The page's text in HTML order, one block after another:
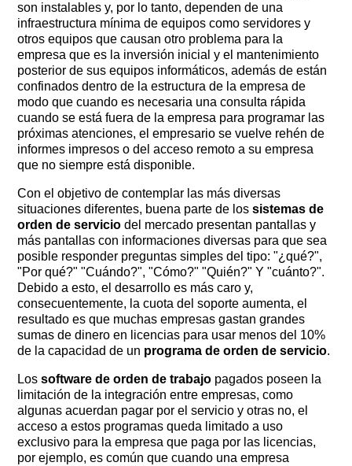
son instalables y, por lo tanto, dependen de una
infraestructura mínima de equipos como servidores y
otros equipos que causan otro problema para la
empresa que es la inversión inicial y el mantenimiento
posterior de sus equipos informáticos, además de están
confinados dentro de la estructura de la empresa de
modo que cuando es necesaria una consulta rápida
cuando se está fuera de la empresa para programar las
próximas atenciones, el empresario se vuelve rehén de
informes impresos o del acceso remoto a su empresa
que no siempre está disponible.
Con el objetivo de contemplar las más diversas
situaciones diferentes, buena parte de lossistemas de
orden de servicio del mercado presentan pantallas y
más pantallas con informaciones diversas para que sea
posible responder preguntas simples del tipo: "¿qué?", ​​
"Por qué?" "Cuándo?", "Cómo?" "Quién?" Y "cuánto?".
Debido a esto, el desarrollo es más caro y,
consecuentemente, la cuota del soporte aumenta, el
resultado es que muchas empresas gastan grandes
sumas de dinero en licencias para usar menos del 10%
de la capacidad de un programa de orden de servicio.
Lossoftware de orden de trabajo pagados poseen la
limitación de la integración entre empresas, como
algunas acuerdan pagar por el servicio y otras no, el
acceso a estos programas queda limitado a uso
exclusivo para la empresa que paga por las licencias,
por ejemplo, es común que cuando una empresa